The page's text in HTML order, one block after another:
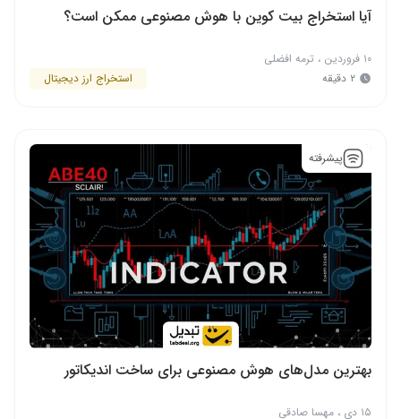
آیا استخراج بیت کوین با هوش مصنوعی ممکن است؟
۱۰ فروردین ، ترمه افضلی
۲ دقیقه
استخراج ارز دیجیتال
پیشرفته
بهترین مدل‌های هوش مصنوعی برای ساخت اندیکاتور
۱۵ دی ، مهسا صادقی